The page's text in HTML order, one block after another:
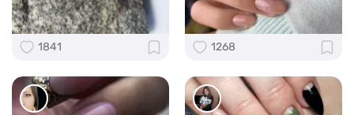
1841 1268